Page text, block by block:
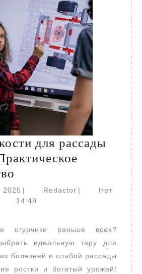
для рассады
емкости
для
огурцов:
Практическое
руководство
2025 19
февраля
| RedactorRedactor
|
Нет
14:49
идеальную тару для
болезней и слабой рассады
ростки и богатый урожай!